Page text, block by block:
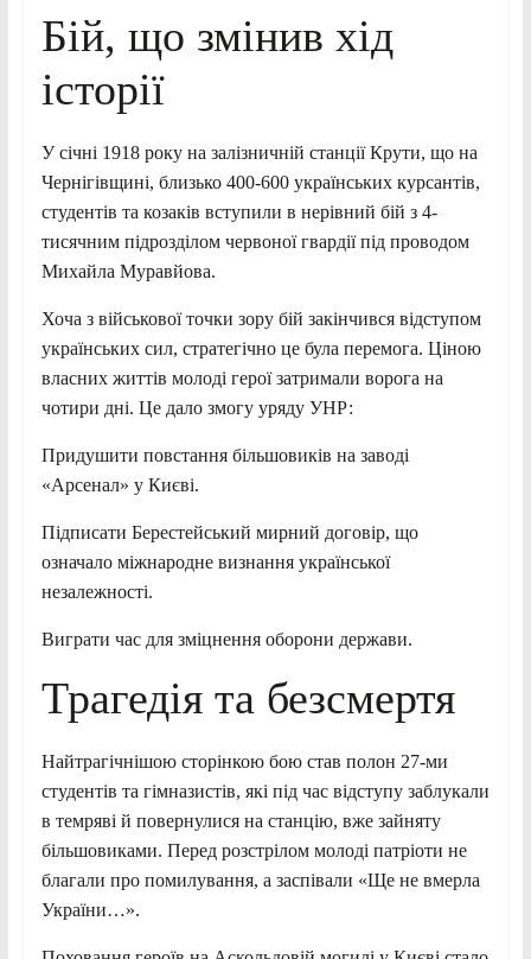
Бій, що змінив хід
історії
У січні 1918 року на залізничній станції Крути, що на
Чернігівщині, близько 400-600 українських курсантів,
студентів та козаків вступили в нерівний бій з 4-
тисячним підрозділом червоної гвардії під проводом
Михайла Муравйова.
Хоча з військової точки зору бій закінчився відступом
українських сил, стратегічно це була перемога. Ціною
власних життів молоді герої затримали ворога на
чотири дні. Це дало змогу уряду УНР:
Придушити повстання більшовиків на заводі
«Арсенал» у Києві.
Підписати Берестейський мирний договір, що
означало міжнародне визнання української
незалежності.
Виграти час для зміцнення оборони держави.
Трагедія та безсмертя
Найтрагічнішою сторінкою бою став полон 27-ми
студентів та гімназистів, які під час відступу заблукали
в темряві й повернулися на станцію, вже зайняту
більшовиками. Перед розстрілом молоді патріоти не
благали про помилування, а заспівали «Ще не вмерла
України…».